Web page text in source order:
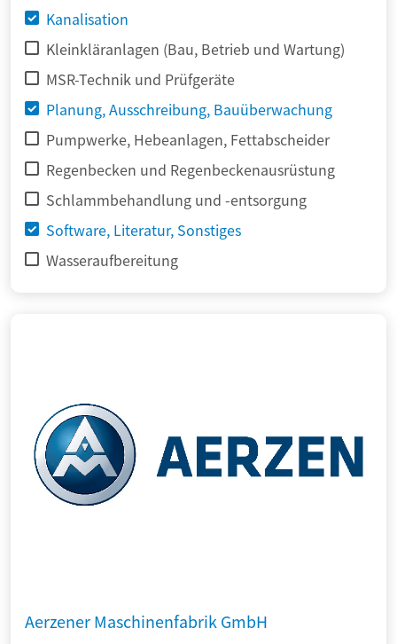
Kanalisation
Kleinkläranlagen (Bau, Betrieb und Wartung)
MSR-Technik und Prüfgeräte
Planung, Ausschreibung, Bauüberwachung
Pumpwerke, Hebeanlagen, Fettabscheider
Regenbecken und Regenbeckenausrüstung
Schlammbehandlung und -entsorgung
Software, Literatur, Sonstiges
Wasseraufbereitung
Aerzener Maschinenfabrik GmbH